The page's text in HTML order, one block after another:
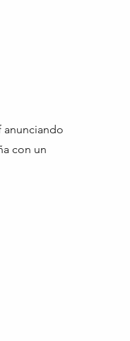
anunciando
con un